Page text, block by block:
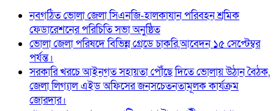
নবগঠিত ভোলা জেলা সিএনজি-হালকাযান পরিবহন শ্রমিক
ফেডারেশনের পরিচিতি সভা অনুষ্ঠিত
ভোলা জেলা পরিষদে বিভিন্ন গ্রেডে চাকরি,আবেদন ১৫ সেপ্টেম্বর
পর্যন্ত।
সরকারি খরচে আইনগত সহায়তা পৌঁছে দিতে ভোলায় উঠান বৈঠক,
জেলা লিগ্যাল এইড অফিসের জনসচেতনতামূলক কার্যক্রম
জোরদার।